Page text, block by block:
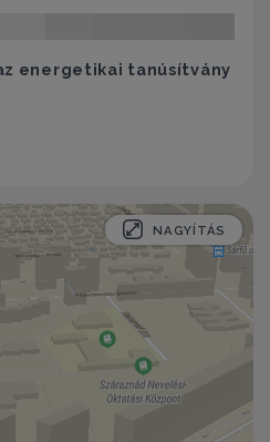
energetikai tanúsítvány
NAGYÍTÁS